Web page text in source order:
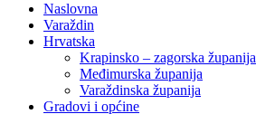
Naslovna
Varaždin
Hrvatska
Krapinsko – zagorska županija
Međimurska županija
Varaždinska županija
Gradovi i općine